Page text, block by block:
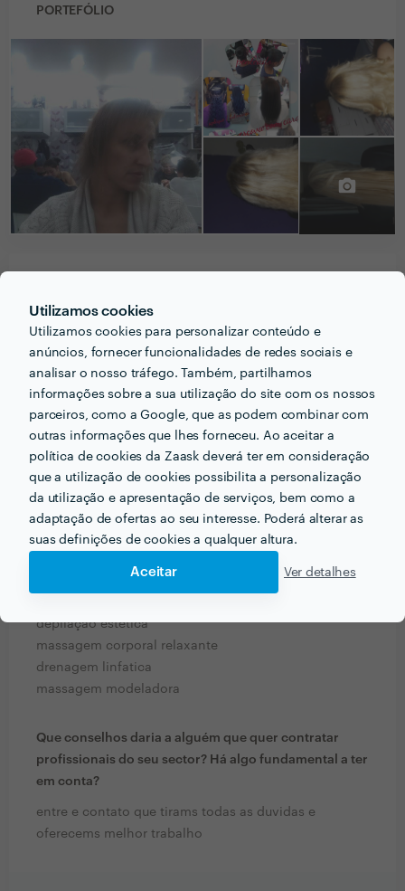
Utilizamos cookies
Utilizamos cookies para personalizar conteúdo e
anúncios, fornecer funcionalidades de redes sociais e
analisar o nosso tráfego. Também, partilhamos
informações sobre a sua utilização do site com os nossos
parceiros, como a Google, que as podem combinar com
outras informações que lhes forneceu. Ao aceitar a
política de cookies da Zaask deverá ter em consideração
que a utilização de cookies possibilita a personalização
da utilização e apresentação de serviços, bem como a
adaptação de ofertas ao seu interesse. Poderá alterar as
suas definições de cookies a qualquer altura.
Aceitar Ver detalhes
PORTEFÓLIO
Em que informações deve um ou uma cliente pensar
acerca do projecto que quer realizar antes de falar
em primeiro lugar o cliente deve ja ter em mente o
seu objetivo final e ja ter uma ideia do quanto
pretende investir para que o profissional saiba ate
onde pode ir
Que formação e experiência tem relacionadas com a
sua actividade?
depilação estetica
massagem corporal relaxante
drenagem linfatica
massagem modeladora
Que conselhos daria a alguém que quer contratar
profissionais do seu sector? Há algo fundamental a ter
em conta?
entre e contato que tirams todas as duvidas e
oferecems melhor trabalho